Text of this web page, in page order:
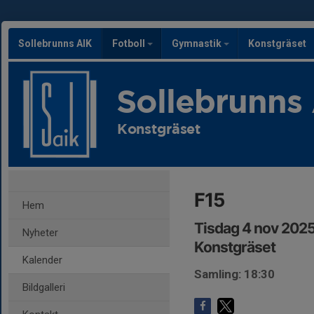
Sollebrunns AIK Fotboll Gymnastik Konstgräset
Sollebrunns
Konstgräset
Hem
Nyheter
Kalender
Bildgalleri
F15
Tisdag 4 nov
Konstgräset
Samling: 18:30